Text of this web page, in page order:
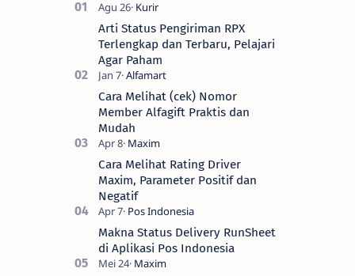
Arti Status Pengiriman RPX
Terlengkap dan Terbaru, Pelajari
Agar Paham
Cara Melihat (cek) Nomor
Member Alfagift Praktis dan
Mudah
Cara Melihat Rating Driver
Maxim, Parameter Positif dan
Negatif
Makna Status Delivery RunSheet
di Aplikasi Pos Indonesia